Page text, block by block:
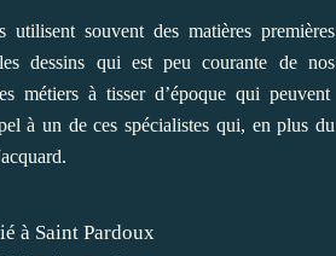
utilisent souvent des matières premières
dessins qui est peu courante de nos
métiers à tisser d’époque qui peuvent
à un de ces spécialistes qui, en plus du